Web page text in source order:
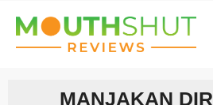
MANJAKAN